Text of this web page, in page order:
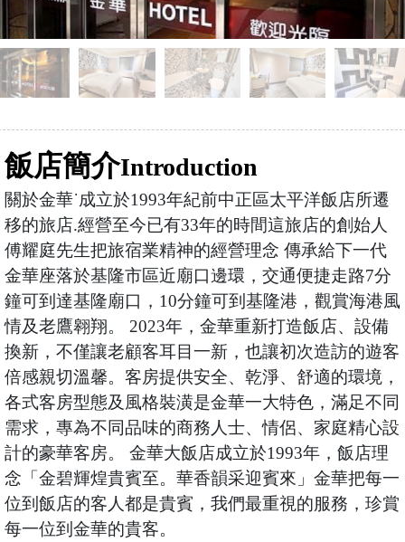
飯店簡介Introduction
關於金華˙成立於1993年紀前中正區太平洋飯店所遷
移的旅店.經營至今已有33年的時間這旅店的創始人
傅耀庭先生把旅宿業精神的經營理念 傳承給下一代
金華座落於基隆市區近廟口邊環，交通便捷走路7分
鐘可到達基隆廟口，10分鐘可到基隆港，觀賞海港風
情及老鷹翱翔。 2023年，金華重新打造飯店、設備
換新，不僅讓老顧客耳目一新，也讓初次造訪的遊客
倍感親切溫馨。客房提供安全、乾淨、舒適的環境，
各式客房型態及風格裝潢是金華一大特色，滿足不同
需求，專為不同品味的商務人士、情侶、家庭精心設
計的豪華客房。 金華大飯店成立於1993年，飯店理
念「金碧輝煌貴賓至。華香韻采迎賓來」金華把每一
位到飯店的客人都是貴賓，我們最重視的服務，珍賞
每一位到金華的貴客。